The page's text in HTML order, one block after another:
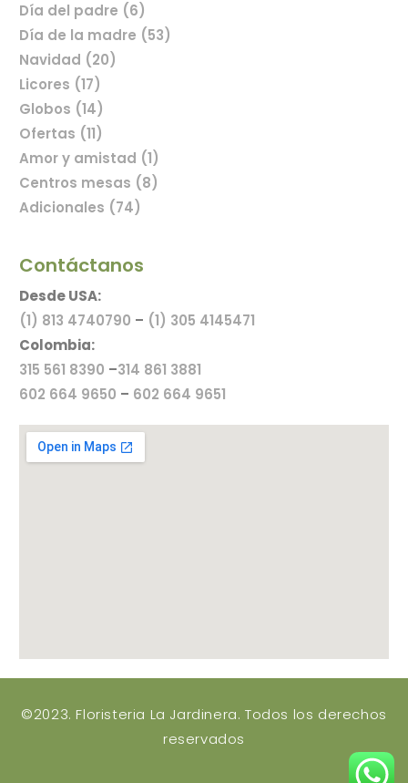
Comprar flores en línea
Día del padre (6)
Día de la madre (53)
Navidad (20)
Licores (17)
Globos (14)
Ofertas (11)
Amor y amistad (1)
Centros mesas (8)
Adicionales (74)
Contáctanos
Desde USA:
(1) 813 4740790 – (1) 305 4145471
Colombia:
315 561 8390 –314 861 3881
602 664 9650 – 602 664 9651
©2023. Floristeria La Jardinera. Todos los derechos
reservados